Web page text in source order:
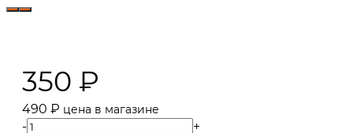
350 ₽
490 ₽ цена в магазине
- +